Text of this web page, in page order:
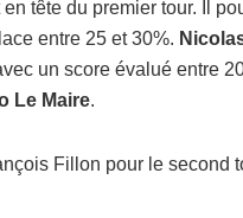
tête du premier tour. Il
entre 25 et 30%.
un score évalué entre
Le Maire.
Fillon pour le second